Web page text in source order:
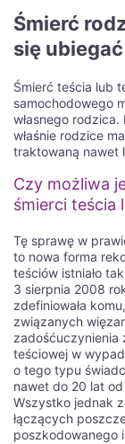
Śmierć
się
Śmierć teścia lub
samochodowego
własnego
właśnie rodzice
traktowaną nawet
Czy możliwa
śmierci teścia
Tę sprawę w
to nowa forma
teściów istniało
3 sierpnia 2008
zdefiniowała
związanych
zadośćuczynienia
teściowej w
o tego typu
nawet do 20 lat
Wszystko jednak
łączących
poszkodowanego